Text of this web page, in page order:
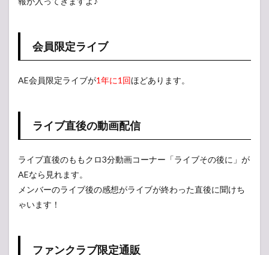
会員限定ライブ
AE会員限定ライブが1年に1回ほどあります。
ライブ直後の動画配信
ライブ直後のももクロ3分動画コーナー「ライブその後に」が
AEなら見れます。
メンバーのライブ後の感想がライブが終わった直後に聞けち
ゃいます！
ファンクラブ限定通販